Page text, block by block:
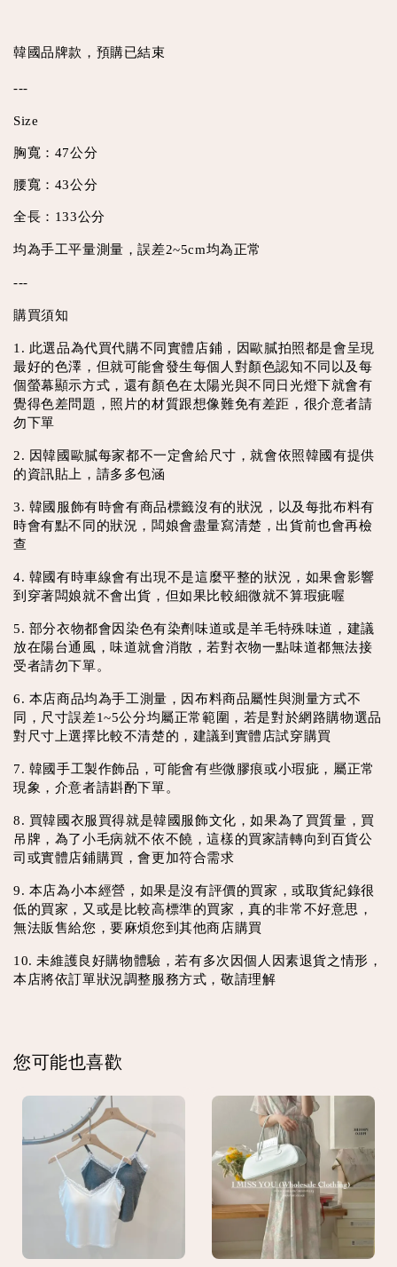
韓國品牌款，預購已結束
---
Size
胸寬：47公分
腰寬：43公分
全長：133公分
均為手工平量測量，誤差2~5cm均為正常
---
購買須知
1. 此選品為代買代購不同實體店鋪，因歐膩拍照都是會呈現
最好的色澤，但就可能會發生每個人對顏色認知不同以及每
個螢幕顯示方式，還有顏色在太陽光與不同日光燈下就會有
覺得色差問題，照片的材質跟想像難免有差距，很介意者請
勿下單
2. 因韓國歐膩每家都不一定會給尺寸，就會依照韓國有提供
的資訊貼上，請多多包涵
3. 韓國服飾有時會有商品標籤沒有的狀況，以及每批布料有
時會有點不同的狀況，闆娘會盡量寫清楚，出貨前也會再檢
查
4. 韓國有時車線會有出現不是這麼平整的狀況，如果會影響
到穿著闆娘就不會出貨，但如果比較細微就不算瑕疵喔
5. 部分衣物都會因染色有染劑味道或是羊毛特殊味道，建議
放在陽台通風，味道就會消散，若對衣物一點味道都無法接
受者請勿下單。
6. 本店商品均為手工測量，因布料商品屬性與測量方式不
同，尺寸誤差1~5公分均屬正常範圍，若是對於網路購物選品
對尺寸上選擇比較不清楚的，建議到實體店試穿購買
7. 韓國手工製作飾品，可能會有些微膠痕或小瑕疵，屬正常
現象，介意者請斟酌下單。
8. 買韓國衣服買得就是韓國服飾文化，如果為了買質量，買
吊牌，為了小毛病就不依不饒，這樣的買家請轉向到百貨公
司或實體店鋪購買，會更加符合需求
9. 本店為小本經營，如果是沒有評價的買家，或取貨紀錄很
低的買家，又或是比較高標準的買家，真的非常不好意思，
無法販售給您，要麻煩您到其他商店購買
10. 未維護良好購物體驗，若有多次因個人因素退貨之情形，
本店將依訂單狀況調整服務方式，敬請理解
您可能也喜歡